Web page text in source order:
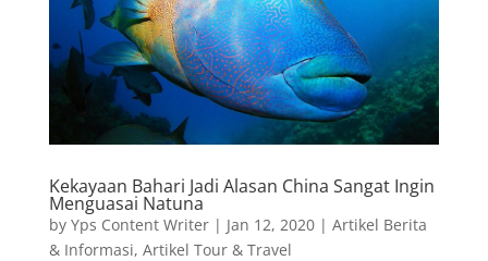
Kekayaan Bahari Jadi Alasan China Sangat Ingin
Menguasai Natuna
by Yps Content Writer| Jan 12, 2020| Artikel Berita
& Informasi, Artikel Tour & Travel